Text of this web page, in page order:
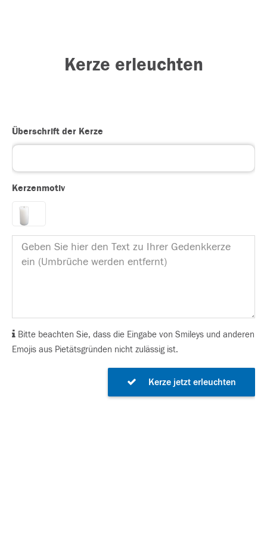
Kerze erleuchten
Überschrift der Kerze
Kerzenmotiv
Bitte beachten Sie, dass die Eingabe von Smileys und anderen
Emojis aus Pietätsgründen nicht zulässig ist.
Kerze jetzt erleuchten